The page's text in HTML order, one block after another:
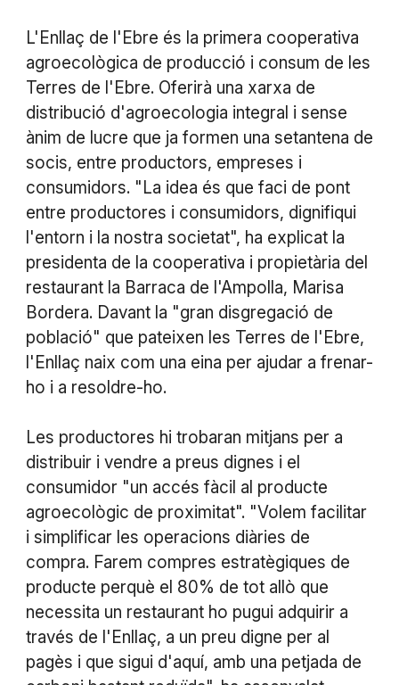
L'Enllaç de l'Ebre és la primera cooperativa
agroecològica de producció i consum de les
Terres de l'Ebre. Oferirà una xarxa de
distribució d'agroecologia integral i sense
ànim de lucre que ja formen una setantena de
socis, entre productors, empreses i
consumidors. "La idea és que faci de pont
entre productores i consumidors, dignifiqui
l'entorn i la nostra societat", ha explicat la
presidenta de la cooperativa i propietària del
restaurant la Barraca de l'Ampolla, Marisa
Bordera. Davant la "gran disgregació de
població" que pateixen les Terres de l'Ebre,
l'Enllaç naix com una eina per ajudar a frenar-
ho i a resoldre-ho.
Les productores hi trobaran mitjans per a
distribuir i vendre a preus dignes i el
consumidor "un accés fàcil al producte
agroecològic de proximitat". "Volem facilitar
i simplificar les operacions diàries de
compra. Farem compres estratègiques de
producte perquè el 80% de tot allò que
necessita un restaurant ho pugui adquirir a
través de l'Enllaç, a un preu digne per al
pagès i que sigui d'aquí, amb una petjada de